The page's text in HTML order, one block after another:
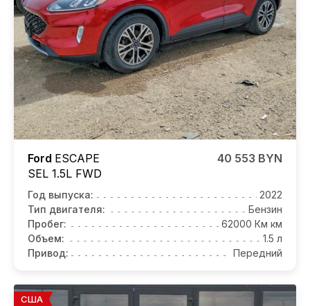
Ford ESCAPE
SEL 1.5L FWD
40 553 BYN
Год выпуска:
2022
Тип двигателя:
Бензин
Пробег:
62000 Км км
Объем:
1.5 л
Привод:
Передний
США